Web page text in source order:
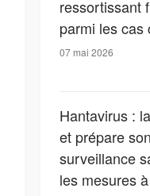
ressortissant
parmi les cas
07 mai 2026
Hantavirus :
et prépare
surveillance
les mesures